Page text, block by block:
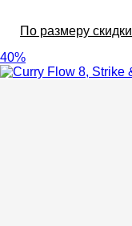
По размеру скидки
40%